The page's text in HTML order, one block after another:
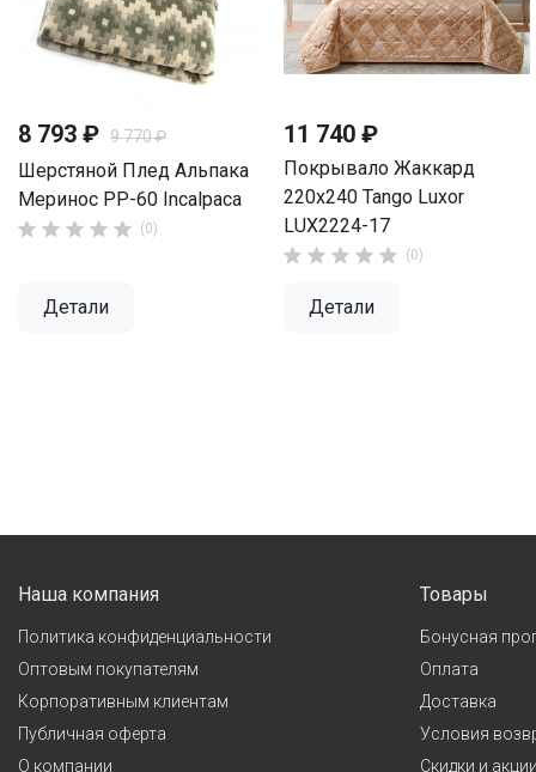
8 793 ₽ 9 770 ₽
Шерстяной Плед Альпака
Меринос PP-60 Incalpaca
     (0)
Детали
11 740 ₽
Покрывало Жаккард
220х240 Tango Luxor
LUX2224-17
     (0)
Детали
Наша компания
Политика конфиденциальности
Оптовым покупателям
Корпоративным клиентам
Публичная оферта
О компании
Товары
Бонусная
Оплата
Доставка
Условия
Cкидки и